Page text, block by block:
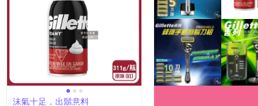
沫氣十足，出鬍意料